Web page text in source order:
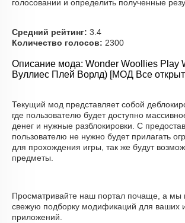
голосовании и определить полученные
Средний рейтинг: 3.4
Количество голосов: 2300
Описание мода: Wonder Woollies Play
Вуллиес Плей Ворлд) [МОД Все
Текущий мод представляет собой
где пользователю будет доступно
денег и нужные разблокировки. С
пользователю не нужно будет прилагать
для прохождения игры, так же будут
предметы.
Просматривайте наш портал почаще, а мы
свежую подборку модификаций для ваших
приложений.